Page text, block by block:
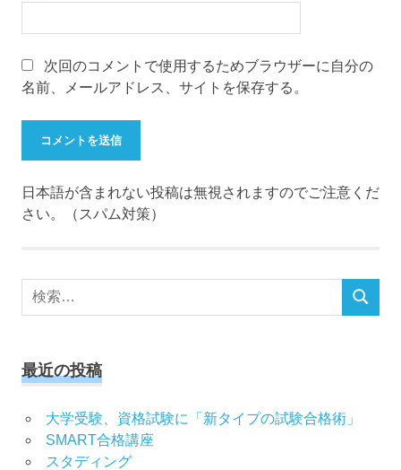
次回のコメントで使用するためブラウザーに自分の
名前、メールアドレス、サイトを保存する。
日本語が含まれない投稿は無視されますのでご注意くだ
さい。（スパム対策）
検
検
最近の投稿
大学受験、資格試験に「新タイプの試験合格術」
SMART合格講座
スタディング